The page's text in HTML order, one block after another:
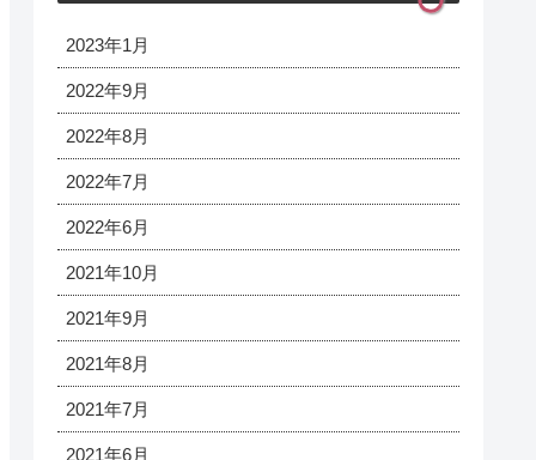
2023年1月
2022年9月
2022年8月
2022年7月
2022年6月
2021年10月
2021年9月
2021年8月
2021年7月
2021年6月